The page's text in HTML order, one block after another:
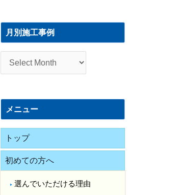
月別施工事例
別
施
例
メニュー
トップ
初めての方へ
選んでいただける理由